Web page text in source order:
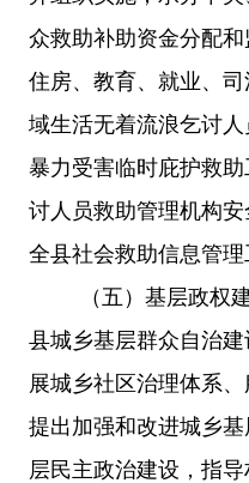
众救助补助资金分配和
住房、教育、就业、
域生活无着流浪乞讨
暴力受害临时庇护救
讨人员救助管理机构
全县社会救助信息管理
（五） 基层政权
县城乡基层群众自治
展城乡社区治理体系、
提出加强和改进城乡
层民主政治建设，指